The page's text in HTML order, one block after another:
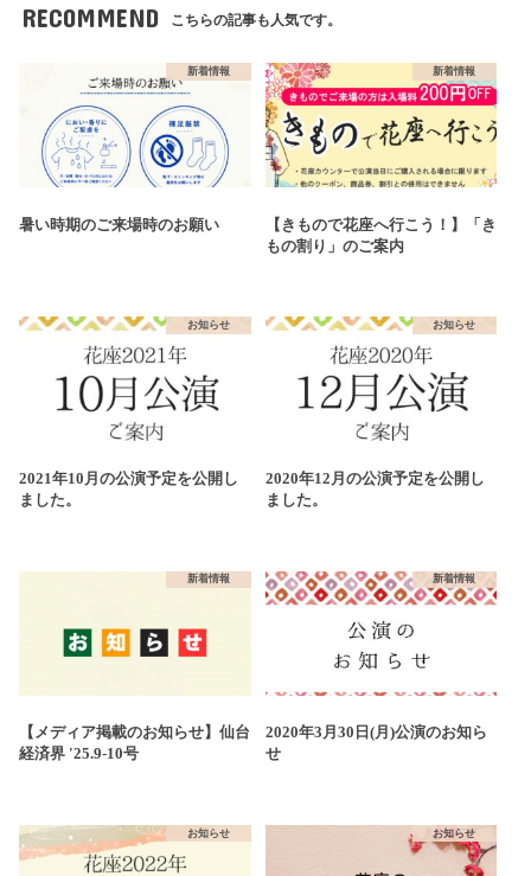
RECOMMEND こちらの記事も人気です。
新着情報
暑い時期のご来場時のお願い
新着情報
【きもので花座へ行こう！】「き
もの割り」のご案内
お知らせ
2021年10月の公演予定を公開し
ました。
お知らせ
2020年12月の公演予定を公開し
ました。
新着情報
【メディア掲載のお知らせ】仙台
経済界 '25.9-10号
新着情報
2020年3月30日(月)公演のお知ら
せ
お知らせ お知らせ